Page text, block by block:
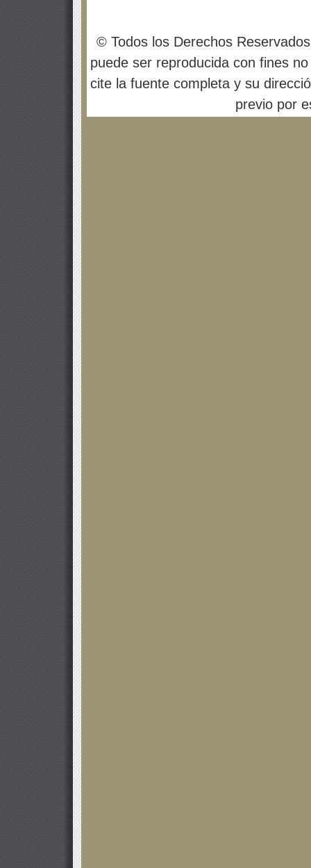
© Todos los Derechos
puede ser reproducida con fines
cite la fuente completa y su
previo por